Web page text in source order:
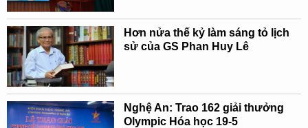
Hơn nửa thế kỷ làm sáng tỏ lịch
sử của GS Phan Huy Lê
Nghệ An: Trao 162 giải thưởng
Olympic Hóa học 19-5